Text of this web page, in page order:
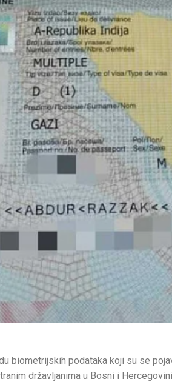
biometrijskih podataka koji su se
državljanima u Bosni i Hercegovini.